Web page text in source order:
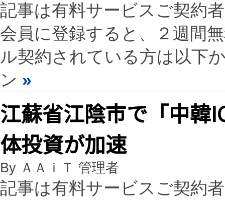
記事は有料サービスご契約
会員に登録すると、２週間
ル契約されている方は以下
ン »
江蘇省江陰市で「中韓
体投資が加速
By ＡＡｉＴ 管理者
記事は有料サービスご契約